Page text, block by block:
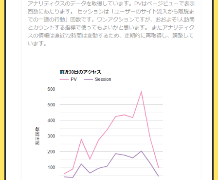
景品設定。等級・重み・残り本数を組み合わせて調整し
演出は7種類から選べます
ガチャ／おみくじ／野球（バッティング）／サッ
カーPK／競馬／競艇／競輪の7種類です。
サーバー側で先に確定してから演出を再生してい
るため、
会員が途中でスキップしても、画面を閉
じても結果は変わりません。
お店の雰囲気に合う
ものをお選びください。